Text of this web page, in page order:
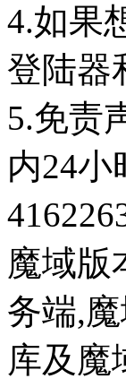
4.如果
登陆器
5.免责
内24
魔域版
务端,
库及魔